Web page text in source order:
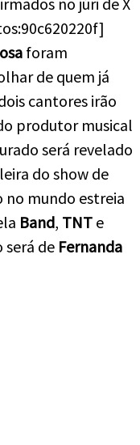
foram
de quem já
cantores irão
produtor musical
será revelado
do show de
no mundo estreia
Band, TNT e
será de Fernanda